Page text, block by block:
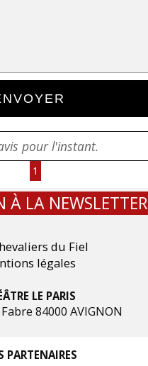
pour l'instant.
1
À LA NEWSLETTER
du Fiel
légales
LE PARIS
84000 AVIGNON
PARTENAIRES